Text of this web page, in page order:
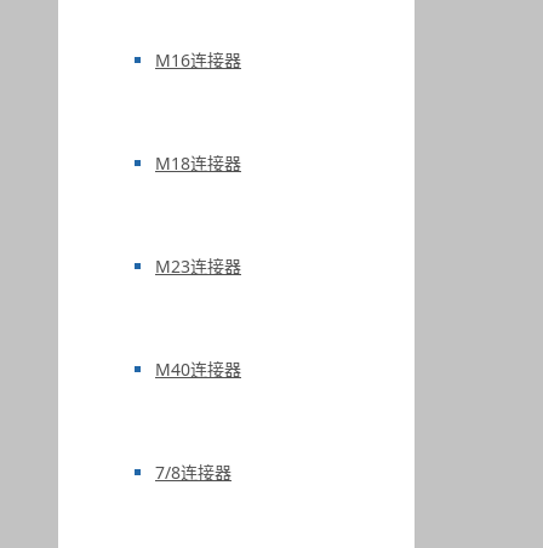
M16连接器
M18连接器
M23连接器
M40连接器
7/8连接器